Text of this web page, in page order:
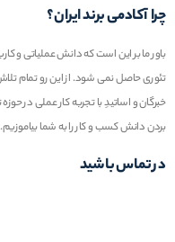
چرا آکادمی برند ایران؟
باور ما بر این است که دانش عملیاتی و
تئوری حاصل نمی شود. از این رو تمام
خبرگان و اساتیدِ با تجربه کار عملی در
بردن دانش کسب و کار را به شما
در تماس باشید